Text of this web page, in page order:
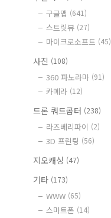
구글맵 (641)
스트릿뷰 (27)
마이크로소프트 (45)
사진 (108)
360 파노라마 (91)
카메라 (12)
드론 쿼드콥터 (238)
라즈베리파이 (2)
3D 프린팅 (56)
지오캐싱 (47)
기타 (173)
WWW (65)
스마트폰 (14)